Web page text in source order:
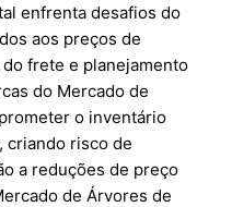
enfrenta desafios do
aos preços de
frete e planejamento
do Mercado de
o inventário
criando risco de
a reduções de preço
de Árvores de